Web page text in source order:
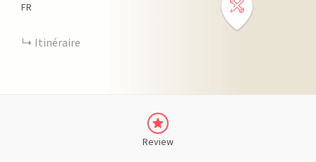
FR
Itinéraire
Review